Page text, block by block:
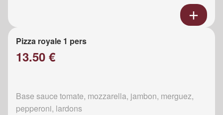
Pizza royale 1 pers
13.50 €
Base sauce tomate, mozzarella, jambon, merguez,
pepperoni, lardons